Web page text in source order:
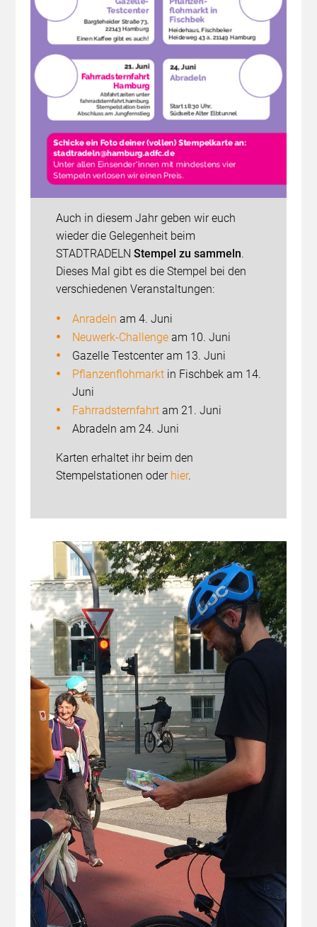
Auch in diesem Jahr geben wir euch
wieder die Gelegenheit beim
STADTRADELN Stempel zu sammeln.
Dieses Mal gibt es die Stempel bei den
verschiedenen Veranstaltungen:
Anradeln am 4. Juni
Neuwerk-Challengeam 10. Juni
Gazelle Testcenter am 13. Juni
Pflanzenflohmarktin Fischbek am 14.
Juni
Fahrradsternfahrtam 21. Juni
Abradeln am 24. Juni
Karten erhaltet ihr beim den
Stempelstationen oder hier.